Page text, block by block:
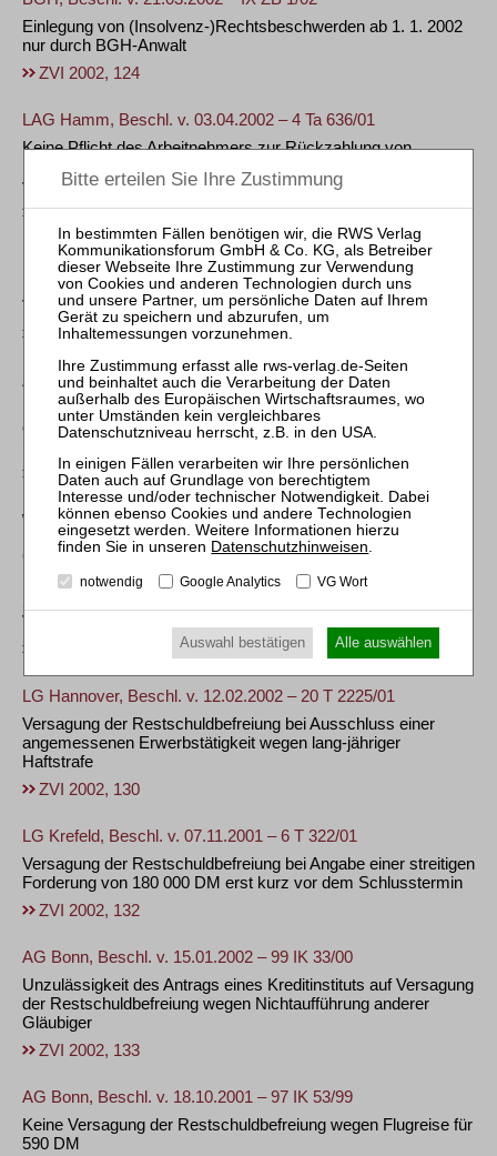
Einlegung von (Insolvenz-)Rechtsbeschwerden ab 1. 1. 2002
nur durch BGH-Anwalt
ZVI 2002, 124
LAG Hamm, Beschl. v. 03.04.2002 – 4 Ta 636/01
Keine Pflicht des Arbeitnehmers zur Rückzahlung von
von Abfindungsraten wegen Insolvenz des Arbeitgebers
ZVI 2002, 126
LG Koblenz, Beschl. v. 13.02.2002 – 2 T 87/02
Im Regelfall keine Beiordnung eines Rechtsanwalts im
Verbraucherinsolvenzverfahren
ZVI 2002, 127
AG Göttingen, Beschl. v. 19.12.2001 – 74 IN 112/00
Ersetzung der Zustimmung widersprechender Gläubiger zu
einem Insolvenzplan zur Sicherung der Erwerbstätigkeit
ZVI 2002, 128
Wohlverhaltensperiode und Restschuldbefreiung
OLG Zweibrücken, Beschl. v. 30.01.2002 – 3 W 235/01
Restschuldbefreiung trotz Nachreichung einer nur vom
Verletzung rechtlichen Gehörs
LG Hannover, Beschl. v. 12.02.2002 – 20 T 2225/01
Versagung der Restschuldbefreiung bei Ausschluss einer
angemessenen Erwerbstätigkeit wegen lang-jähriger
Haftstrafe
ZVI 2002, 130
LG Krefeld, Beschl. v. 07.11.2001 – 6 T 322/01
Versagung der Restschuldbefreiung bei Angabe einer streitigen
Forderung von 180 000 DM erst kurz vor dem Schlusstermin
ZVI 2002, 132
AG Bonn, Beschl. v. 15.01.2002 – 99 IK 33/00
Unzulässigkeit des Antrags eines Kreditinstituts auf Versagung
der Restschuldbefreiung wegen Nichtaufführung anderer
Gläubiger
ZVI 2002, 133
AG Bonn, Beschl. v. 18.10.2001 – 97 IK 53/99
Keine Versagung der Restschuldbefreiung wegen Flugreise für
590 DM
Datenschutzhinweisen.
notwendig Google Analytics VG Wort
Auswahl bestätigen Alle auswählen